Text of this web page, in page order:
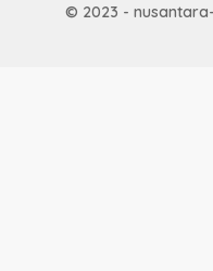
© 2023 - nusantara-